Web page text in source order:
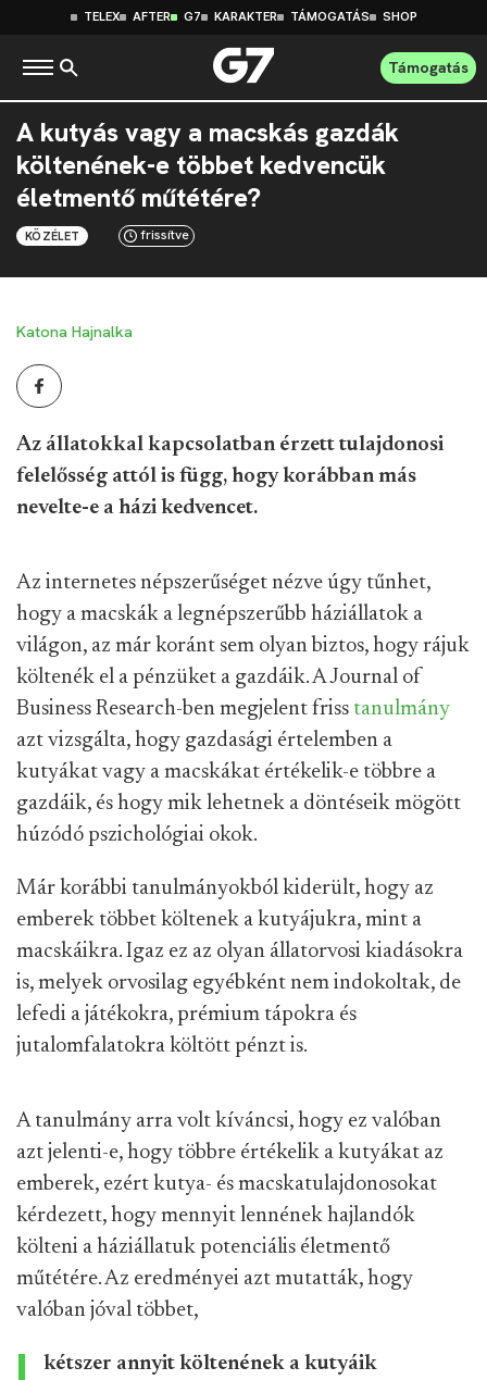
TELEX AFTER G7 KARAKTER TÁMOGATÁS SHOP
Támogatás
A kutyás vagy a macskás gazdák
költenének-e többet kedvencük
életmentő műtétére?
KÖZÉLET frissítve
Katona Hajnalka
Az állatokkal kapcsolatban érzett tulajdonosi
felelősség attól is függ, hogy korábban más
nevelte-e a házi kedvencet.
Az internetes népszerűséget nézve úgy tűnhet,
hogy a macskák a legnépszerűbb háziállatok a
világon, az már koránt sem olyan biztos, hogy rájuk
költenék el a pénzüket a gazdáik. A Journal of
Business Research-ben megjelent friss tanulmány
azt vizsgálta, hogy gazdasági értelemben a
kutyákat vagy a macskákat értékelik-e többre a
gazdáik, és hogy mik lehetnek a döntéseik mögött
húzódó pszichológiai okok.
Már korábbi tanulmányokból kiderült, hogy az
emberek többet költenek a kutyájukra, mint a
macskáikra. Igaz ez az olyan állatorvosi kiadásokra
is, melyek orvosilag egyébként nem indokoltak, de
lefedi a játékokra, prémium tápokra és
jutalomfalatokra költött pénzt is.
A tanulmány arra volt kíváncsi, hogy ez valóban
azt jelenti-e, hogy többre értékelik a kutyákat az
emberek, ezért kutya- és macskatulajdonosokat
kérdezett, hogy mennyit lennének hajlandók
költeni a háziállatuk potenciális életmentő
műtétére. Az eredményei azt mutatták, hogy
valóban jóval többet,
kétszer annyit költenének a kutyáik